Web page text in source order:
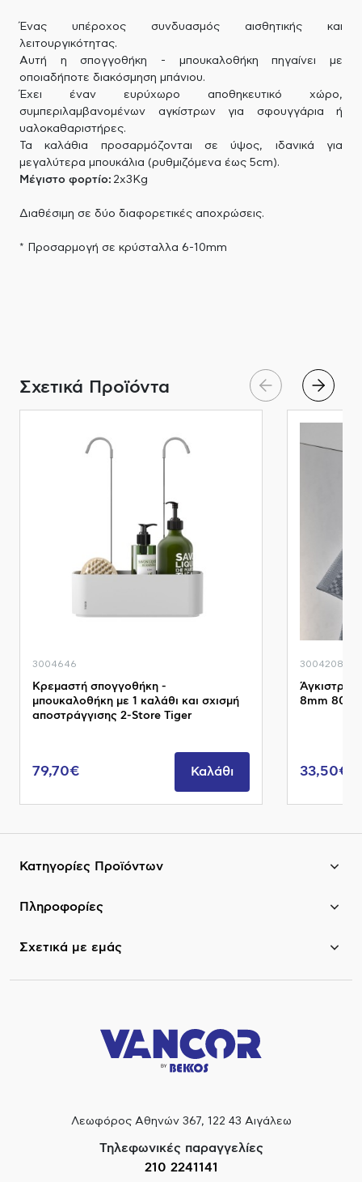
Ένας υπέροχος συνδυασμός αισθητικής και
λειτουργικότητας.
Αυτή η σπογγοθήκη - μπουκαλοθήκη πηγαίνει με
οποιαδήποτε διακόσμηση μπάνιου.
Έχει έναν ευρύχωρο αποθηκευτικό χώρο,
συμπεριλαμβανομένων αγκίστρων για σφουγγάρια ή
υαλοκαθαριστήρες.
Τα καλάθια προσαρμόζονται σε ύψος, ιδανικά για
μεγαλύτερα μπουκάλια (ρυθμιζόμενα έως 5cm).
Μέγιστο φορτίο: 2x3Kg
Διαθέσιμη σε δύο διαφορετικές αποχρώσεις.
* Προσαρμογή σε κρύσταλλα 6-10mm
Σχετικά Προϊόντα
3004646
Κρεμαστή σπογγοθήκη -
μπουκαλοθήκη με 1 καλάθι και σχισμή
αποστράγγισης 2-Store Tiger
79,70€ Καλάθι
3004208
Άγκιστρο
8mm
33,50€
Κατηγορίες Προϊόντων
Πληροφορίες
Σχετικά με εμάς
Λεωφόρος Αθηνών 367, 122 43 Αιγάλεω
Τηλεφωνικές παραγγελίες
210 2241141